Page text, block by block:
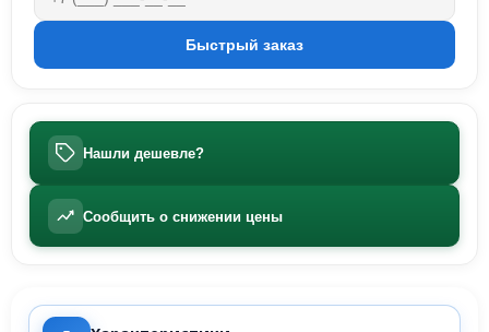
Нашли дешевле?
Сообщить о снижении цены